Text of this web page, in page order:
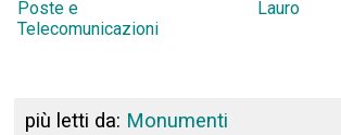
Poste e
Telecomunicazioni
Lauro
più letti da: Monumenti